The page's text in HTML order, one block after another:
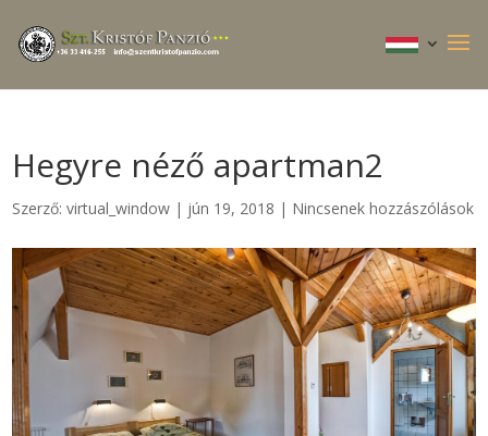
Hegyre néző apartman2
Szerző:virtual_window | jún 19, 2018 | Nincsenek hozzászólások